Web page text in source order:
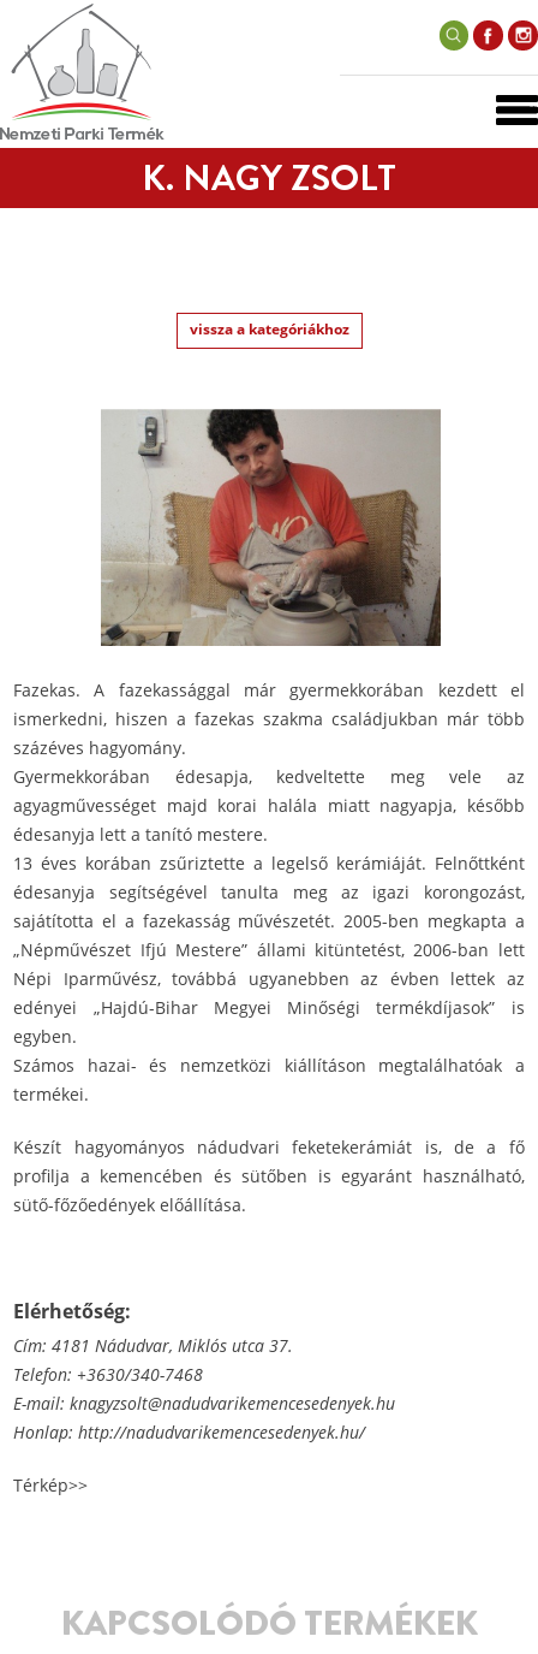
K. NAGY ZSOLT
vissza a kategóriákhoz
Fazekas. A fazekassággal már gyermekkorában kezdett el
ismerkedni, hiszen a fazekas szakma családjukban már több
százéves hagyomány.
Gyermekkorában édesapja, kedveltette meg vele az
agyagművességet majd korai halála miatt nagyapja, később
édesanyja lett a tanító mestere.
13 éves korában zsűriztette a legelső kerámiáját. Felnőttként
édesanyja segítségével tanulta meg az igazi korongozást,
sajátította el a fazekasság művészetét. 2005-ben megkapta a
„Népművészet Ifjú Mestere” állami kitüntetést, 2006-ban lett
Népi Iparművész, továbbá ugyanebben az évben lettek az
edényei „Hajdú-Bihar Megyei Minőségi termékdíjasok” is
egyben.
Számos hazai- és nemzetközi kiállításon megtalálhatóak a
termékei.
Készít hagyományos nádudvari feketekerámiát is, de a fő
profilja a kemencében és sütőben is egyaránt használható,
sütő-főzőedények előállítása.
Elérhetőség:
Cím: 4181 Nádudvar, Miklós utca 37.
Telefon: +3630/340-7468
E-mail: knagyzsolt@nadudvarikemencesedenyek.hu
Honlap:http://nadudvarikemencesedenyek.hu/
Térkép>>
KAPCSOLÓDÓ TERMÉKEK